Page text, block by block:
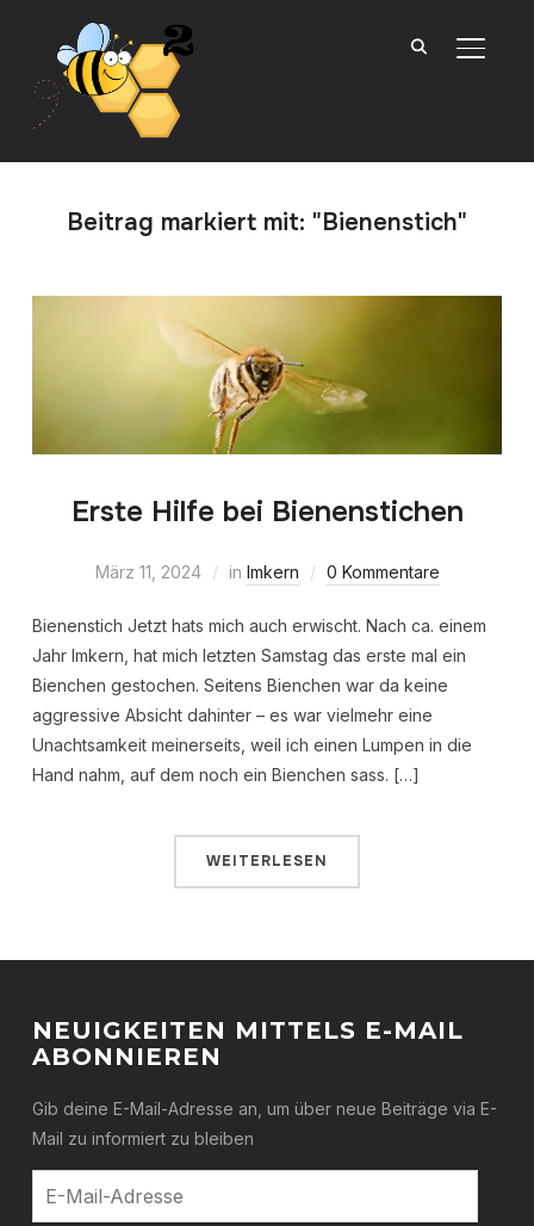
Beitrag markiert mit: "Bienenstich"
Erste Hilfe bei Bienenstichen
März 11, 2024 in Imkern 0 Kommentare
Bienenstich Jetzt hats mich auch erwischt. Nach ca. einem
Jahr Imkern, hat mich letzten Samstag das erste mal ein
Bienchen gestochen. Seitens Bienchen war da keine
aggressive Absicht dahinter – es war vielmehr eine
Unachtsamkeit meinerseits, weil ich einen Lumpen in die
Hand nahm, auf dem noch ein Bienchen sass. […]
WEITERLESEN
NEUIGKEITEN MITTELS E-MAIL
ABONNIEREN
Gib deine E-Mail-Adresse an, um über neue Beiträge via E-
Mail zu informiert zu bleiben